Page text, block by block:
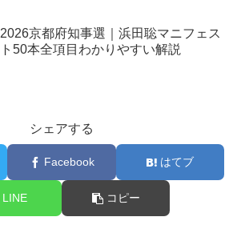
2026京都府知事選｜浜田聡マニフェス
ト50本全項目わかりやすい解説
シェアする
Facebook はてブ
LINE コピー